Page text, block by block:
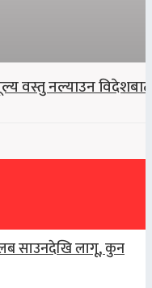
वस्तु नल्याउन विदेशबाट
साउनदेखि लागू, कुन